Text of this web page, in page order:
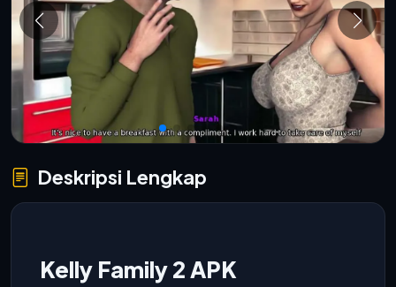
Deskripsi Lengkap
Kelly Family 2 APK